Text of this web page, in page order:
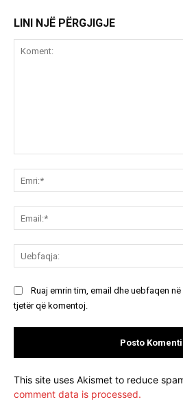
LINI NJË PËRGJIGJE
Ruaj emrin tim, email dhe uebfaqen
tjetër që komentoj.
This site uses Akismet to reduce
comment data is processed.